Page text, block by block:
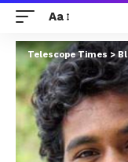
Aa
Telescope Times >